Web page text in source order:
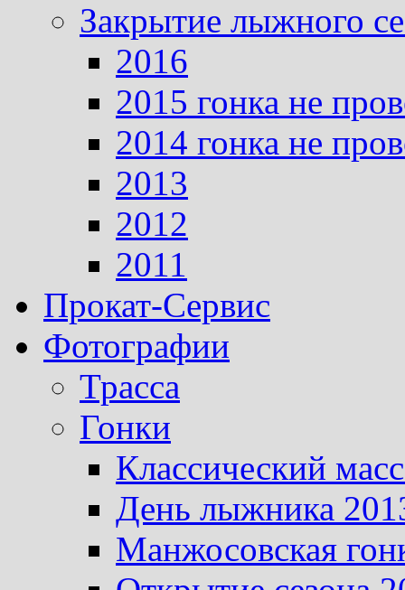
Закрытие лыжного
2016
2015 гонка не
2014 гонка не
2013
2012
2011
Прокат-Сервис
Фотографии
Трасса
Гонки
Классический
День лыжника
Манжосовская